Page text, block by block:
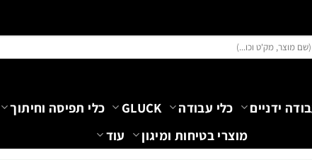
ידניים כלי עבודה GLUCK כלי תפיסה וחיתוך
מוצרי בטיחות ומיגון
עוד